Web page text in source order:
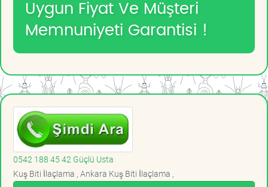
Uygun Fiyat Ve Müşteri
Memnuniyeti Garantisi !
0542 188 45 42 Güçlü Usta
Kuş Biti İlaçlama , Ankara Kuş Biti İlaçlama ,